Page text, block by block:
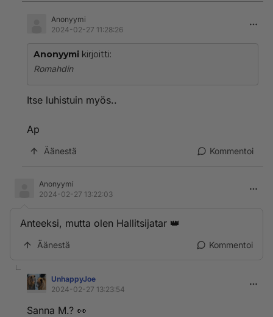
Anonyymi
2024-02-27 11:28:26
Anonyymi kirjoitti:
Romahdin
Itse luhistuin myös..
Ap
Äänestä Kommentoi
Anonyymi
2024-02-27 13:22:03
Anteeksi, mutta olen Hallitsijatar 👑
Äänestä Kommentoi
UnhappyJoe
2024-02-27 13:23:54
Sanna M.? 👀